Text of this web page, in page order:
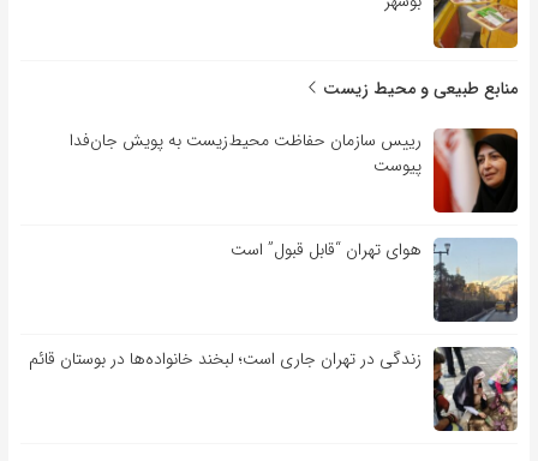
منابع طبیعی و محیط زیست
رییس سازمان حفاظت محیط‌زیست به پویش جان‌فدا
پیوست
هوای تهران “قابل قبول” است
زندگی در تهران جاری است؛ لبخند خانواده‌ها در بوستان قائم